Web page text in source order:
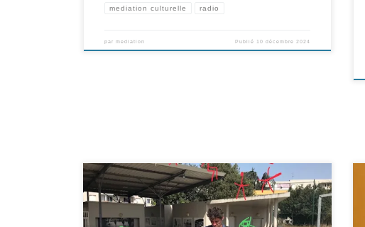
mediation culturelle radio
par mediation Publié 10 décembre 2024
La trame de la troisième édition d’ « Escale à Stendhal » se
tisse doucement autour de la Cie Le Grand Raymond et ses